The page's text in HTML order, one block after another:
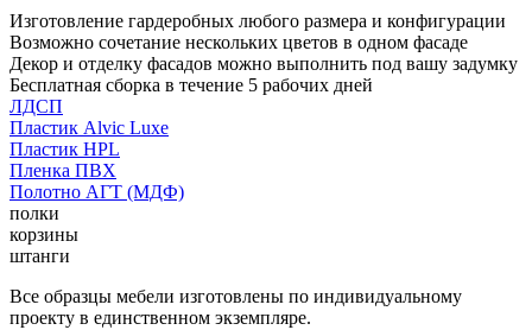
Изготовление гардеробных любого размера и конфигурации
Возможно сочетание нескольких цветов в одном фасаде
Декор и отделку фасадов можно выполнить под вашу задумку
Бесплатная сборка в течение 5 рабочих дней
ЛДСП
Пластик Alvic Luxe
Пластик HPL
Пленка ПВХ
Полотно АГТ (МДФ)
полки
корзины
штанги
Все образцы мебели изготовлены по индивидуальному
проекту в единственном экземпляре.